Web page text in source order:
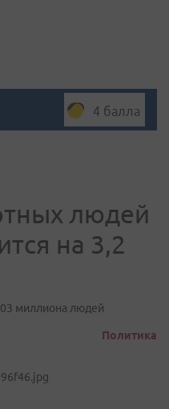
4 балла
людей
на 3,2
миллиона людей
Политика